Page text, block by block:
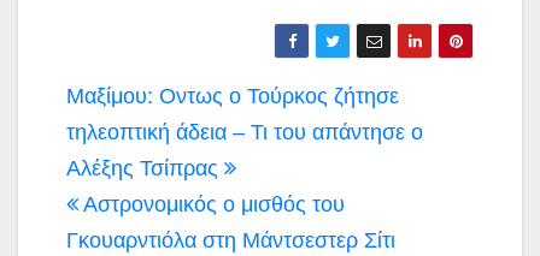
Πλοήγηση
άρθρων
Μαξίμου: Οντως ο Τούρκος ζήτησε
τηλεοπτική άδεια – Τι του απάντησε ο
Αλέξης Τσίπρας
Αστρονομικός ο μισθός του
Γκουαρντιόλα στη Μάντσεστερ Σίτι